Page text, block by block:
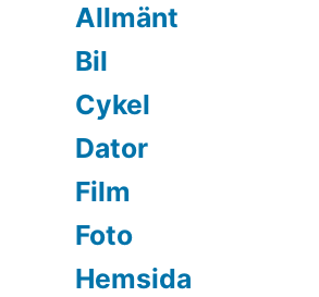
Allmänt
Bil
Cykel
Dator
Film
Foto
Hemsida